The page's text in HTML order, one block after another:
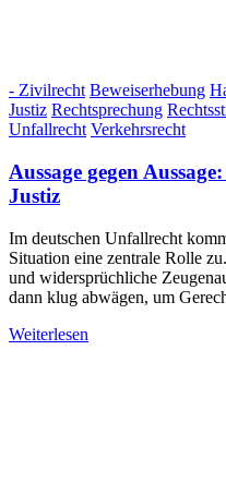
- Zivilrecht Beweiserhebung
Justiz Rechtsprechung
Unfallrecht Verkehrsrecht
Aussage gegen
Justiz
Im deutschen Unfallrecht
Situation eine zentrale Rolle
und widersprüchliche
dann klug abwägen, um
Weiterlesen